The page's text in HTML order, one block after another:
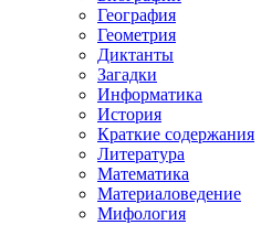
География
Геометрия
Диктанты
Загадки
Информатика
История
Краткие содержания
Литература
Математика
Материаловедение
Мифология